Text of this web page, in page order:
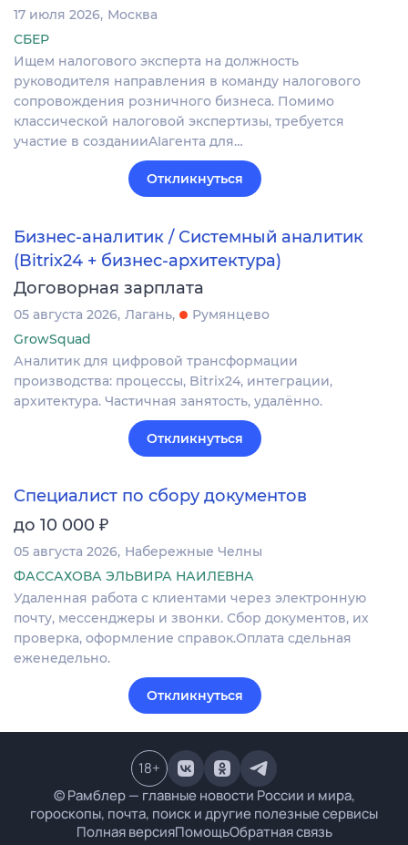
17 июля 2026 Москва
СБЕР
Ищем налогового эксперта на должность
руководителя направления в команду налогового
сопровождения розничного бизнеса. Помимо
классической налоговой экспертизы, требуется
участие в созданииAIагента для…
Откликнуться
Бизнес-аналитик / Системный аналитик
(Bitrix24 + бизнес-архитектура)
Договорная зарплата
05 августа 2026 Лагань
Румянцево
GrowSquad
Аналитик для цифровой трансформации
производства: процессы, Bitrix24, интеграции,
архитектура. Частичная занятость, удалённо.
Откликнуться
Специалист по сбору документов
до 10 000 ₽
05 августа 2026 Набережные Челны
ФАССАХОВА ЭЛЬВИРА НАИЛЕВНА
Удаленная работа с клиентами через электронную
почту, мессенджеры и звонки. Сбор документов, их
проверка, оформление справок.Оплата сдельная
еженедельно.
Откликнуться
© Рамблер — главные новости России и мира,
гороскопы, почта, поиск и другие полезные сервисы
Полная версияПомощьОбратная связь
18+